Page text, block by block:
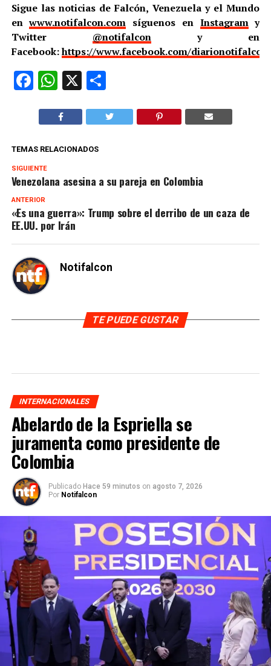
Sigue las noticias de Falcón, Venezuela y el Mundo
enwww.notifalcon.com síguenos en Instagramy
Twitter @notifalcony en
Facebook:https://www.facebook.com/
Facebook
WhatsApp
X Compartir
TEMAS RELACIONADOS
SIGUIENTE
Venezolana asesina a su pareja en Colombia
ANTERIOR
«Es una guerra»: Trump sobre el derribo de un caza de
EE.UU. por Irán
Notifalcon
TE PUEDE GUSTAR
INTERNACIONALES
Abelardo de la Espriella se
juramenta como presidente de
Colombia
Publicado Hace 59 minutos on agosto 7, 2026
Por Notifalcon